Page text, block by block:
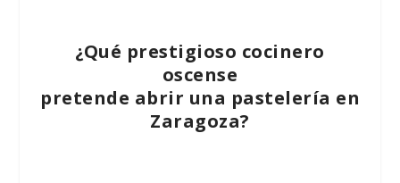
¿Qué prestigioso cocinero
oscense
pretende abrir una pastelería en
Zaragoza?